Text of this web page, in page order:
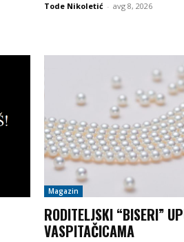
Tode Nikoletić - avg 8, 2026
Magazin
RODITELJSKI “BISERI”
VASPITAČICAMA